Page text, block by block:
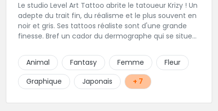
Le studio Level Art Tattoo abrite le tatoueur Krizy ! Un
adepte du trait fin, du réalisme et le plus souvent en
noir et gris. Ses tattoos réaliste sont d'une grande
finesse. Bref un cador du dermographe qui se situe
Animal
Fantasy Femme
Fleur
Graphique
Japonais + 7